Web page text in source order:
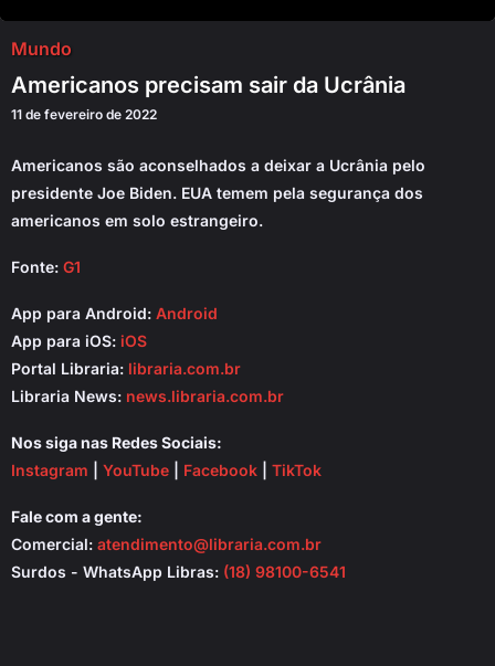
Mundo
Americanos precisam sair da Ucrânia
11 de fevereiro de 2022
Americanos são aconselhados a deixar a Ucrânia pelo
presidente Joe Biden. EUA temem pela segurança dos
americanos em solo estrangeiro.
Fonte: G1
App para Android: Android
App para iOS: iOS
Portal Libraria: libraria.com.br
Libraria News: news.libraria.com.br
Nos siga nas Redes Sociais:
Instagram
YouTube Facebook TikTok
Fale com a gente:
Comercial: atendimento@libraria.com.br
Surdos - WhatsApp Libras: (18) 98100-6541